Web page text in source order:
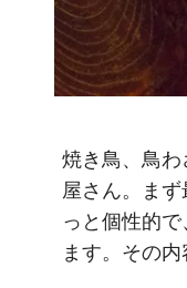
焼き鳥、鳥
屋さん。ま
っと個性的
ます。その